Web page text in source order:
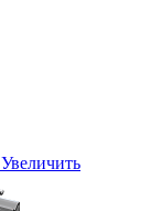
Увеличить